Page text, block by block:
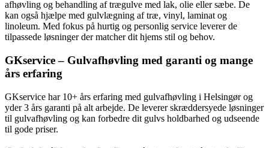
afhøvling og behandling af trægulve med lak, olie eller sæbe. De
kan også hjælpe med gulvlægning af træ, vinyl, laminat og
linoleum. Med fokus på hurtig og personlig service leverer de
tilpassede løsninger der matcher dit hjems stil og behov.
GKservice – Gulvafhøvling med garanti og mange
års erfaring
GKservice har 10+ års erfaring med gulvafhøvling i Helsingør og
yder 3 års garanti på alt arbejde. De leverer skræddersyede løsninger
til gulvafhøvling og kan forbedre dit gulvs holdbarhed og udseende
til gode priser.